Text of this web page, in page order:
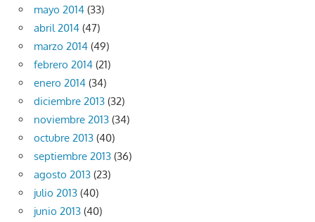
mayo 2014 (33)
abril 2014 (47)
marzo 2014 (49)
febrero 2014 (21)
enero 2014 (34)
diciembre 2013 (32)
noviembre 2013 (34)
octubre 2013 (40)
septiembre 2013 (36)
agosto 2013 (23)
julio 2013 (40)
junio 2013 (40)